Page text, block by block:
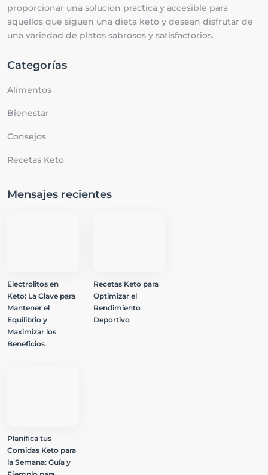
proporcionar una solucion practica y accesible para
aquellos que siguen una dieta keto y desean disfrutar de
una variedad de platos sabrosos y satisfactorios.
Categorías
Alimentos
Bienestar
Consejos
Recetas Keto
Mensajes recientes
Electrolitos en
Keto: La Clave para
Mantener el
Equilibrio y
Maximizar los
Beneficios
Recetas Keto para
Optimizar el
Rendimiento
Deportivo
Planifica tus
Comidas Keto para
la Semana: Guía y